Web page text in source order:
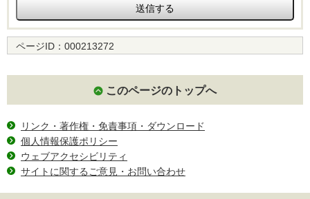
ページID： 000213272
このページのトップへ
リンク・著作権・免責事項・ダウンロード
個人情報保護ポリシー
ウェブアクセシビリティ
サイトに関するご意見・お問い合わせ